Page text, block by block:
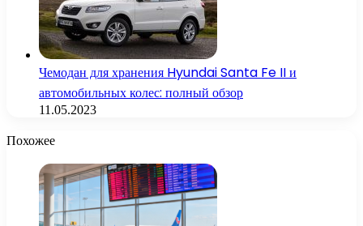
Чемодан для хранения Hyundai Santa Fe II и
автомобильных колес: полный обзор
11.05.2023
Похожее